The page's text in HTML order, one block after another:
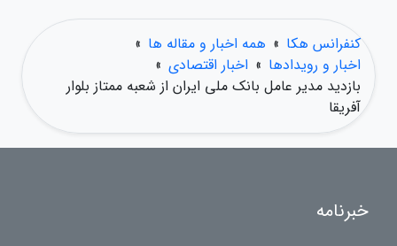
کنفرانس هکا » همه اخبار و مقاله ها »
اخبار و رویدادها » اخبار اقتصادی »
بازدید مدیر عامل بانک ملی ایران از شعبه ممتاز بلوار
آفریقا
خبرنامه